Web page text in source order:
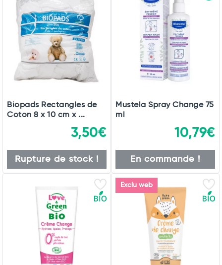
Total
Commander
Biopads Rectangles de
Coton 8 x 10 cm x ...
3,50€
Rupture de stock !
Mustela Spray Change 75
ml
10,79€
En commande !
Exclu web